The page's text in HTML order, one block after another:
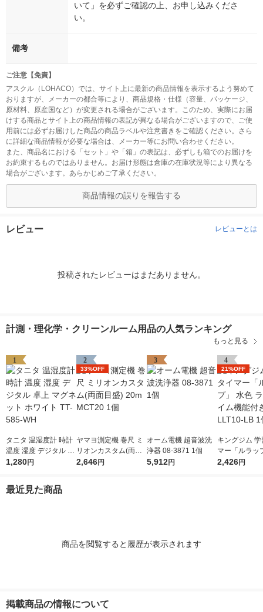
いて」を必ずご確認の上、お申し込みくださ
い。
備考
ご注意【免責】
アスクル（LOHACO）では、サイト上に最新の商品情報を表示するよう努めて
おりますが、メーカーの都合等により、商品規格・仕様（容量、パッケージ、
原材料、原産国など）が変更される場合がございます。このため、実際にお届
けする商品とサイト上の商品情報の表記が異なる場合がございますので、ご使
用前には必ずお届けした商品の商品ラベルや注意書きをご確認ください。さら
に詳細な商品情報が必要な場合は、メーカー等にお問い合わせください。
また、商品名における「セット」や「箱」の表記は、必ずしも箱でのお届けを
お約束するものではありません。お届け形態は倉庫の在庫状況等により異なる
場合がございます。あらかじめご了承ください。
商品情報の誤りを報告する
レビュー レビューとは
投稿されたレビューはまだありません。
計測・理化学・クリーンルーム用品の人気ランキング
もっと見る
1
タニタ 温湿度計 時計
温度 湿度 デジタル 卓
上 マグネット ホワイ
1,280円
2
33%OFF
ヤマヨ測定機 巻尺 ミ
リオンカスタム(両面
目盛) 20m MCT20 1個
2,646円
3
オーム電機 超音波洗
浄器 08-3871 1個
5,912円
4
21%OFF
キングジム
マー「ルラッ
色 ラップタイ
2,426円
最近見た商品
商品を閲覧すると履歴が表示されます
掲載商品の情報について